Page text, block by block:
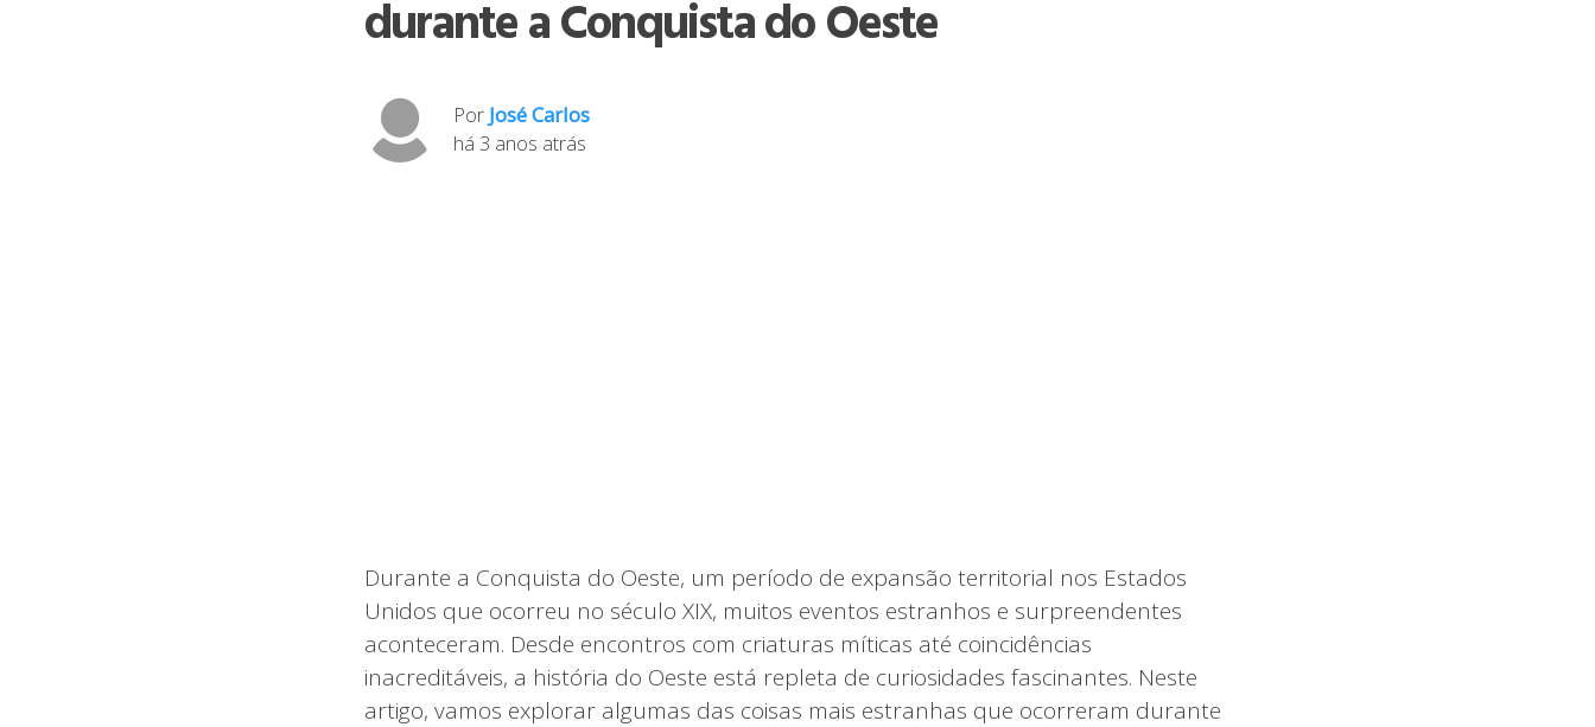
durante a Conquista do Oeste
Por José Carlos
há 3 anos atrás
Durante a Conquista do Oeste, um período de expansão territorial nos Estados
Unidos que ocorreu no século XIX, muitos eventos estranhos e surpreendentes
aconteceram. Desde encontros com criaturas míticas até coincidências
inacreditáveis, a história do Oeste está repleta de curiosidades fascinantes. Neste
artigo, vamos explorar algumas das coisas mais estranhas que ocorreram durante